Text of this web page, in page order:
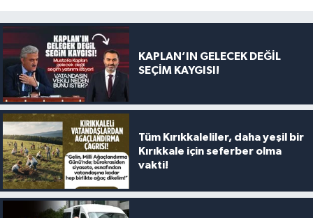
KAPLAN’IN GELECEK DEĞİL
SEÇİM KAYGISI!
Tüm Kırıkkaleliler, daha yeşil bir
Kırıkkale için seferber olma
vakti!